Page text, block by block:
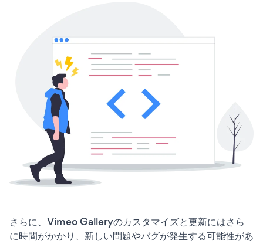
さらに、Vimeo Galleryのカスタマイズと更新にはさら
に時間がかかり、新しい問題やバグが発生する可能性があ